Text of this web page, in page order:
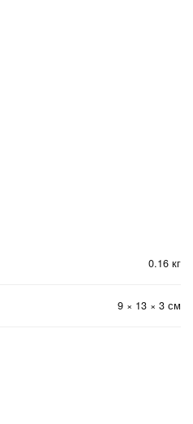
0.16 кг
9 × 13 × 3 см